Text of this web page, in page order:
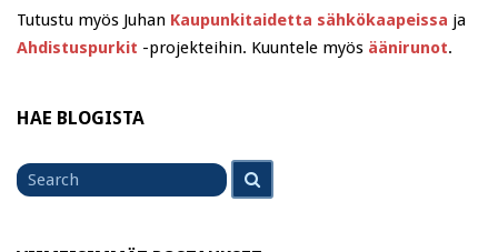
Tutustu myös Juhan Kaupunkitaidetta sähkökaapeissa ja
Ahdistuspurkit -projekteihin. Kuuntele myös äänirunot.
HAE BLOGISTA
Search
for